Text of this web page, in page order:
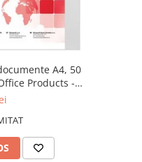
A4, 50
Products -